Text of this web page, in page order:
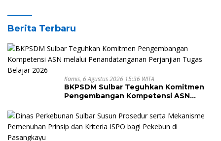
Berita Terbaru
Kamis, 6 Agustus 2026 15:36 WITA
BKPSDM Sulbar Teguhkan Komitmen
Pengembangan Kompetensi ASN
Tugas Belajar 2026